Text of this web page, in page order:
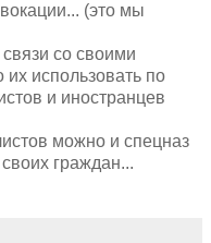
(это мы
со своими
использовать по
и иностранцев
можно и спецназ
граждан...